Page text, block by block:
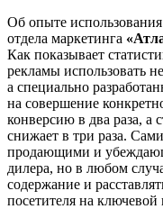
Об опыте использования
отдела маркетинга
Как показывает
рекламы использовать
а специально
на совершение
конверсию в два раза, а
снижает в три раза.
продающими и
дилера, но в любом
содержание и
посетителя на